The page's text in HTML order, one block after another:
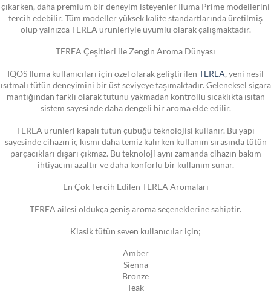
çıkarken, daha premium bir deneyim isteyenler Iluma Prime modellerini
tercih edebilir. Tüm modeller yüksek kalite standartlarında üretilmiş
olup yalnızca TEREA ürünleriyle uyumlu olarak çalışmaktadır.
TEREA Çeşitleri ile Zengin Aroma Dünyası
IQOS Iluma kullanıcıları için özel olarak geliştirilen TEREA, yeni nesil
ısıtmalı tütün deneyimini bir üst seviyeye taşımaktadır. Geleneksel sigara
mantığından farklı olarak tütünü yakmadan kontrollü sıcaklıkta ısıtan
sistem sayesinde daha dengeli bir aroma elde edilir.
TEREA ürünleri kapalı tütün çubuğu teknolojisi kullanır. Bu yapı
sayesinde cihazın iç kısmı daha temiz kalırken kullanım sırasında tütün
parçacıkları dışarı çıkmaz. Bu teknoloji aynı zamanda cihazın bakım
ihtiyacını azaltır ve daha konforlu bir kullanım sunar.
En Çok Tercih Edilen TEREA Aromaları
TEREA ailesi oldukça geniş aroma seçeneklerine sahiptir.
Klasik tütün seven kullanıcılar için;
Amber
Sienna
Bronze
Teak